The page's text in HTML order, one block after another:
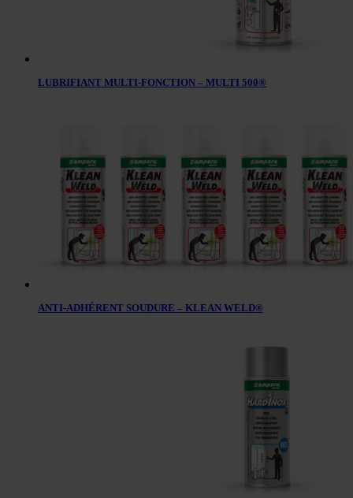
LUBRIFIANT MULTI-FONCTION – MULTI 500®
ANTI-ADHÉRENT SOUDURE – KLEAN WELD®